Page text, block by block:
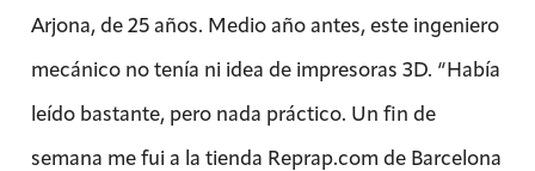
Arjona, de 25 años. Medio año antes, este ingeniero
mecánico no tenía ni idea de impresoras 3D. “Había
leído bastante, pero nada práctico. Un fin de
semana me fui a la tienda Reprap.com de Barcelona